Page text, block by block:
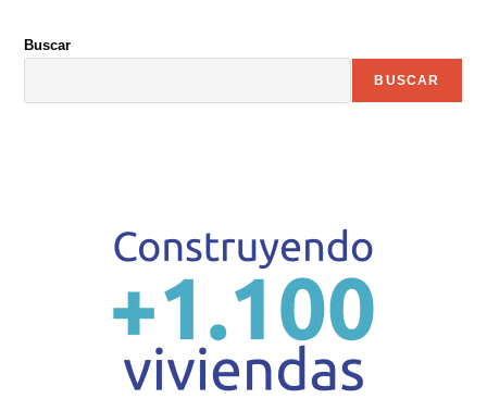
Buscar
BUSCAR